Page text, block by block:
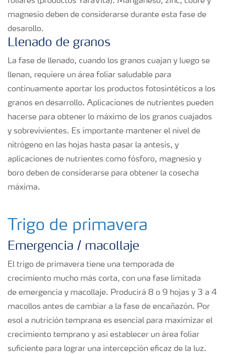
magnesio deben de considerarse durante esta fase de
desarollo.
Llenado de granos
La fase de llenado, cuando los granos cuajan y luego se
llenan, requiere un área foliar saludable para
continuamente aportar los productos fotosintéticos a los
granos en desarrollo. Aplicaciones de nutrientes pueden
hacerse para obtener lo máximo de los granos cuajados
y sobrevivientes. Es importante mantener el nivel de
nitrógeno en las hojas hasta pasar la antesis, y
aplicaciones de nutrientes como fósforo, magnesio y
boro deben de considerarse para obtener la cosecha
máxima.
Trigo de primavera
Emergencia / macollaje
El trigo de primavera tiene una temporada de
crecimiento mucho más corta, con una fase limitada
de emergencia y macollaje. Producirá 8 o 9 hojas y 3 a 4
macollos antes de cambiar a la fase de encañazón. Por
esol a nutrición temprana es esencial para maximizar el
crecimiento temprano y así establecer un área foliar
suficiente para lograr una intercepción eficaz de la luz.